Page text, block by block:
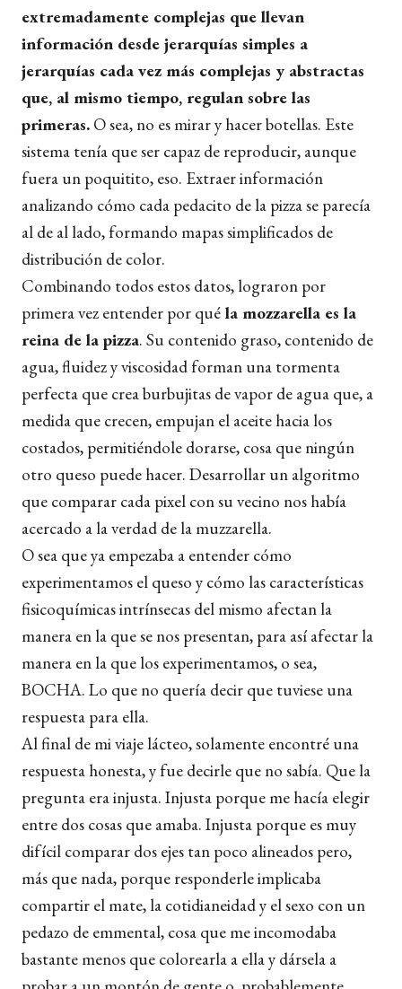
extremadamente complejas que llevan
información desde jerarquías simples a
jerarquías cada vez más complejas y abstractas
que, al mismo tiempo, regulan sobre las
primeras. O sea, no es mirar y hacer botellas. Este
sistema tenía que ser capaz de reproducir, aunque
fuera un poquitito, eso. Extraer información
analizando cómo cada pedacito de la pizza se parecía
al de al lado, formando mapas simplificados de
distribución de color.
Combinando todos estos datos, lograron por
primera vez entender por qué la mozzarella es la
reina de la pizza. Su contenido graso, contenido de
agua, fluidez y viscosidad forman una tormenta
perfecta que crea burbujitas de vapor de agua que, a
medida que crecen, empujan el aceite hacia los
costados, permitiéndole dorarse, cosa que ningún
otro queso puede hacer. Desarrollar un algoritmo
que comparar cada pixel con su vecino nos había
acercado a la verdad de la muzzarella.
O sea que ya empezaba a entender cómo
experimentamos el queso y cómo las características
fisicoquímicas intrínsecas del mismo afectan la
manera en la que se nos presentan, para así afectar la
manera en la que los experimentamos, o sea,
BOCHA. Lo que no quería decir que tuviese una
respuesta para ella.
Al final de mi viaje lácteo, solamente encontré una
respuesta honesta, y fue decirle que no sabía. Que la
pregunta era injusta. Injusta porque me hacía elegir
entre dos cosas que amaba. Injusta porque es muy
difícil comparar dos ejes tan poco alineados pero,
más que nada, porque responderle implicaba
compartir el mate, la cotidianeidad y el sexo con un
pedazo de emmental, cosa que me incomodaba
bastante menos que colorearla a ella y dársela a